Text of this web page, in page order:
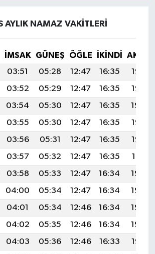
AYLIK NAMAZ VAKITLERI
İMSAK GÜNEŞ ÖĞLE İKINDI
03:51 05:28 12:47 16:35
19:55
03:52 05:29 12:47 16:35
19:55
03:54 05:30 12:47 16:35
19:54
03:55 05:30 12:47 16:35
19:53
03:56 05:31 12:47 16:35
19:52
03:57 05:32 12:47 16:35
19:51
03:58 05:33 12:47 16:34
19:50
04:00 05:34 12:47 16:34
19:49
04:01 05:34 12:46 16:34
19:49
04:02 05:35 12:46 16:34
19:48
04:03 05:36 12:46 16:33
19:47